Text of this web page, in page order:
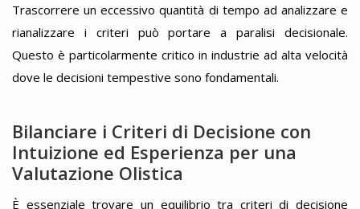
Trascorrere un eccessivo quantità di tempo ad analizzare e
rianalizzare i criteri può portare a paralisi decisionale.
Questo è particolarmente critico in industrie ad alta velocità
dove le decisioni tempestive sono fondamentali.
Bilanciare i Criteri di Decisione con
Intuizione ed Esperienza per una
Valutazione Olistica
È essenziale trovare un equilibrio tra criteri di decisione